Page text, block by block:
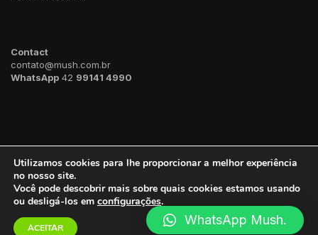
Contact
contato@mush.com.br
WhatsApp 42 99141 4990
2023 ©Mush.
Utilizamos cookies para lhe proporcionar a melhor experiência
no nosso site.
Você pode descobrir mais sobre quais cookies estamos usando
ou desligá-los em configurações.
ACEITAR
WhatsApp Mush.